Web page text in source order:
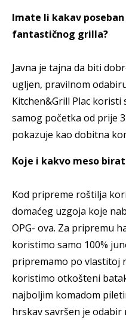
Imate li kakav
fantastičnog grilla?
Javna je tajna da biti
ugljen, pravilnom
Kitchen&Grill Plac koristi
samog početka od prije
pokazuje kao dobitna
Koje i kakvo meso
Kod pripreme roštilja
domaćeg uzgoja koje
OPG- ova. Za pripremu
koristimo samo 100%
pripremamo po vlastitoj
koristimo otkošteni
najboljim komadom
hrskav savršen je